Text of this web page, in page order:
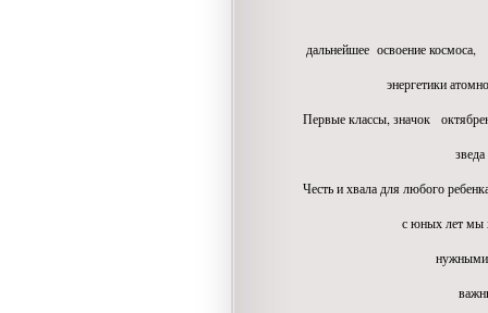
дальнейшее освоение космоса,
энергетики
Первые классы, значок
зведа рубиновая,
Честь и хвала для любого
с юных лет мы хотели